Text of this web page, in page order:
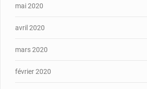
mai 2020
avril 2020
mars 2020
février 2020